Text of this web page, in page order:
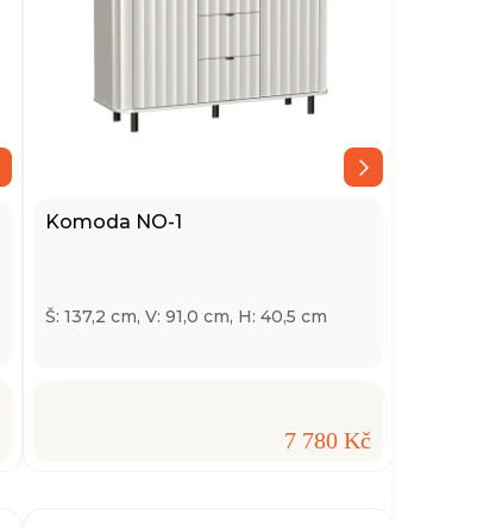
Komoda NO-1
Š: 137,2 cm, V: 91,0 cm, H: 40,5 cm
7 780 Kč